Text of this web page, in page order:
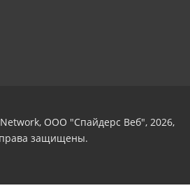
ООО "Спайдерс Веб", 2026,
защищены.